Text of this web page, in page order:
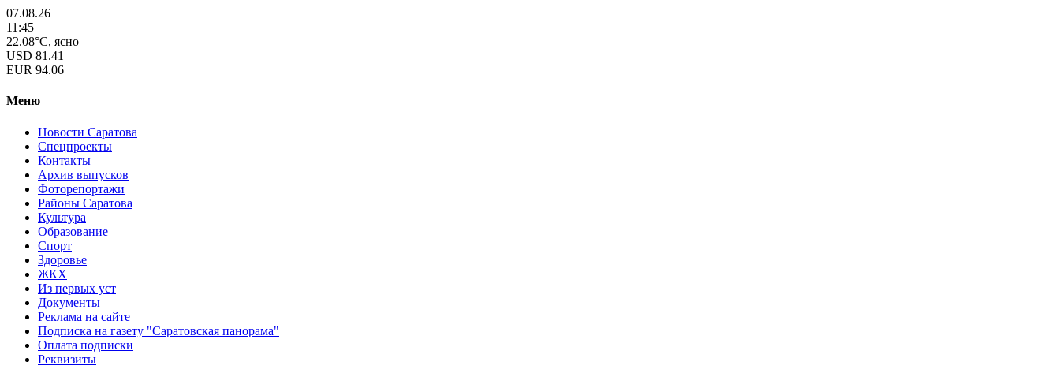
07.08.26
11:45
22.08°C, ясно
USD 81.41
EUR 94.06
Меню
Новости Саратова
Спецпроекты
Контакты
Архив выпусков
Фоторепортажи
Районы Саратова
Культура
Образование
Спорт
Здоровье
ЖКХ
Из пеpвых уст
Документы
Реклама на сайте
Подписка на газету "Саратовская панорама"
Оплата подписки
Реквизиты